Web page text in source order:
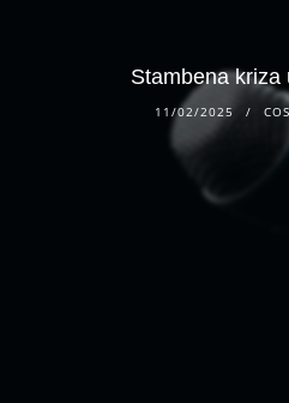
Stambena kriza
11/02/2025